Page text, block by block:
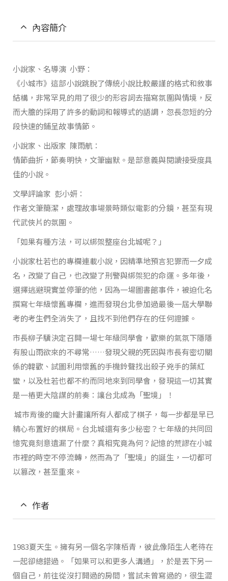
內容簡介
小說家、名導演 小野：
《小城市》這部小說跳脫了傳統小說比較嚴謹的格式和敘事
結構，非常罕見的用了很少的形容詞去描寫氛圍與情境，反
而大膽的採用了許多的動詞和報導式的語調，忽長忽短的分
段快速的鋪呈故事情節。
小說家、出版家 陳雨航：
情節曲折，節奏明快，文筆幽默。是部意義與閱讀接受度具
佳的小說。
文學評論家 彭小妍：
作者文筆簡潔，處理故事場景時類似電影的分鏡，甚至有現
代武俠片的氛圍。
「如果有種方法，可以綁架整座台北城呢？」
小說家杜若也的專欄連載小說，因精準地預言犯罪而一夕成
名，改變了自己，也改變了刑警與綁架犯的命運。多年後，
選擇逃避現實並停筆的他，因為一場圖書館事件，被迫化名
撰寫七年級懷舊專欄，進而發現台北參加過最後一屆大學聯
考的考生們全消失了，且找不到他們存在的任何證據。
市長柳子驥決定召開一場七年級同學會，歡樂的氣氛下隱隱
有股山雨欲來的不尋常……發現父親的死因與市長有密切關
係的韓歡、試圖利用懷舊的手機鈴聲找出殺子兇手的葉紅
蠻，以及杜若也都不約而同地來到同學會，發現這一切其實
是一樁更大陰謀的前奏：讓台北成為「聖境」！
城市背後的龐大計畫讓所有人都成了棋子，每一步都是早已
精心布置好的棋局。台北城還有多少秘密？七年級的共同回
憶究竟刻意遺漏了什麼？真相究竟為何？記憶的荒謬在小城
市裡的時空不停流轉，然而為了「聖境」的誕生，一切都可
以篡改，甚至重來。
作者
1983夏天生。擁有另一個名字陳栢青，彼此像陌生人老待在
一起卻總錯過。「如果可以和更多人溝通」，於是丟下另一
個自己，前往從沒打開過的房間，嘗試未曾寫過的，很生澀